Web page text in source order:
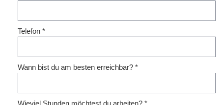
Telefon *
Wann bist du am besten erreichbar? *
Wieviel Stunden möchtest du arbeiten? *